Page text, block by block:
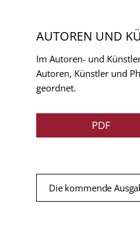
AUTOREN UND
Im Autoren- und
Autoren, Künstler und
geordnet.
PDF
Die kommende